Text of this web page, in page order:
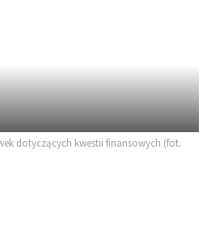
dotyczących kwestii finansowych (fot.